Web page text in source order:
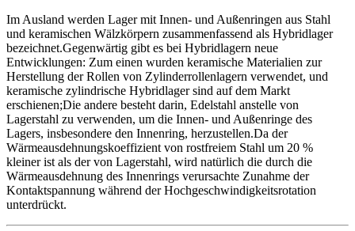
Im Ausland werden Lager mit Innen- und Außenringen aus Stahl
und keramischen Wälzkörpern zusammenfassend als Hybridlager
bezeichnet.Gegenwärtig gibt es bei Hybridlagern neue
Entwicklungen: Zum einen wurden keramische Materialien zur
Herstellung der Rollen von Zylinderrollenlagern verwendet, und
keramische zylindrische Hybridlager sind auf dem Markt
erschienen;Die andere besteht darin, Edelstahl anstelle von
Lagerstahl zu verwenden, um die Innen- und Außenringe des
Lagers, insbesondere den Innenring, herzustellen.Da der
Wärmeausdehnungskoeffizient von rostfreiem Stahl um 20 %
kleiner ist als der von Lagerstahl, wird natürlich die durch die
Wärmeausdehnung des Innenrings verursachte Zunahme der
Kontaktspannung während der Hochgeschwindigkeitsrotation
unterdrückt.